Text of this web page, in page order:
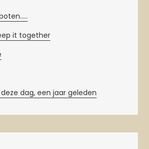
it together
dag, een jaar geleden